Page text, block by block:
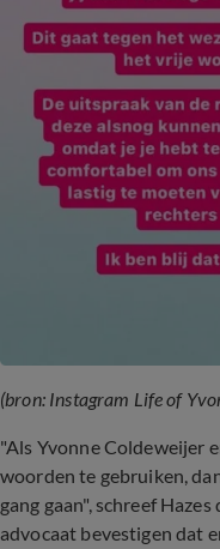
(bron: Instagram Life of
"Als Yvonne Coldeweijer
woorden te gebruiken,
gang gaan", schreef
advocaat bevestigen dat